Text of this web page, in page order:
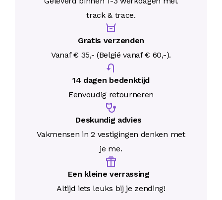
track & trace.
Gratis verzenden
Vanaf € 35,- (België vanaf € 60,-).
14 dagen bedenktijd
Eenvoudig retourneren
Deskundig advies
Vakmensen in 2 vestigingen denken met
je me.
Een kleine verrassing
Altijd iets leuks bij je zending!